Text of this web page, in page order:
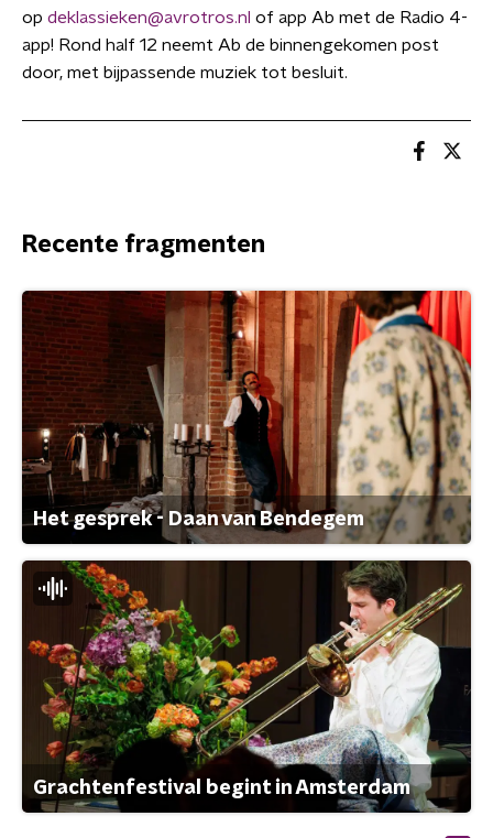
op deklassieken@avrotros.nl of app Ab met de Radio 4-
app! Rond half 12 neemt Ab de binnengekomen post
door, met bijpassende muziek tot besluit.
Recente fragmenten
Het gesprek - Daan van Bendegem
Grachtenfestival begint in Amsterdam